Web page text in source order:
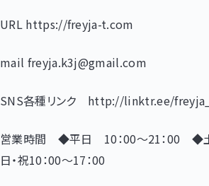
URL https://freyja-t.com
mail freyja.k3j@gmail.com
SNS各種リンク http://linktr.ee/
営業時間 ◆平日 10：00～21：00 ◆
日・祝10：00～17：00